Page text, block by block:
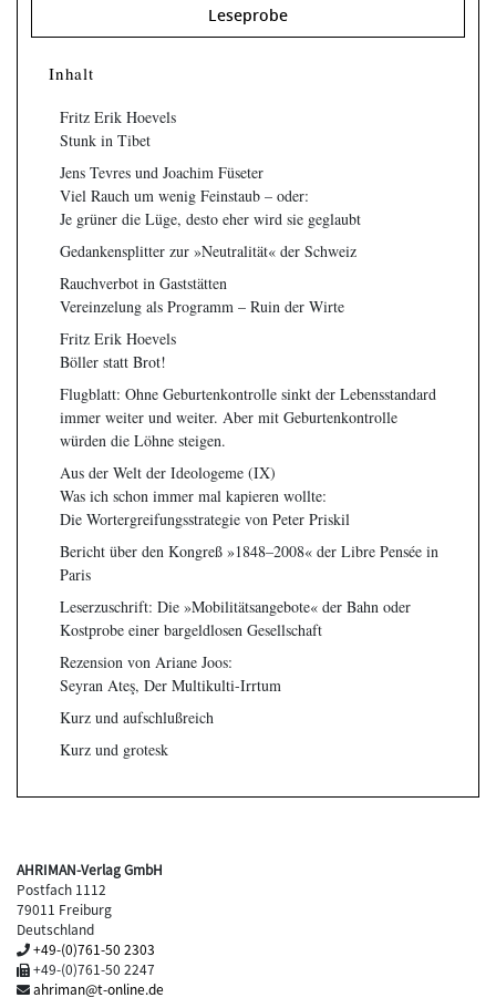
Leseprobe
Inhalt
Fritz Erik Hoevels
Stunk in Tibet
Jens Tevres und Joachim Füseter
Viel Rauch um wenig Feinstaub – oder:
Je grüner die Lüge, desto eher wird sie geglaubt
Gedankensplitter zur »Neutralität« der Schweiz
Rauchverbot in Gaststätten
Vereinzelung als Programm – Ruin der Wirte
Fritz Erik Hoevels
Böller statt Brot!
Flugblatt: Ohne Geburtenkontrolle sinkt der Lebensstandard
immer weiter und weiter. Aber mit Geburtenkontrolle
würden die Löhne steigen.
Aus der Welt der Ideologeme (IX)
Was ich schon immer mal kapieren wollte:
Die Wortergreifungsstrategie von Peter Priskil
Bericht über den Kongreß »1848–2008« der Libre Pensée in
Paris
Leserzuschrift: Die »Mobilitätsangebote« der Bahn oder
Kostprobe einer bargeldlosen Gesellschaft
Rezension von Ariane Joos:
Seyran Ateş, Der Multikulti-Irrtum
Kurz und aufschlußreich
Kurz und grotesk
AHRIMAN-Verlag GmbH
Postfach 1112
79011 Freiburg
Deutschland
+49-(0)761-50 2303
+49-(0)761-50 2247
ahriman@t-online.de